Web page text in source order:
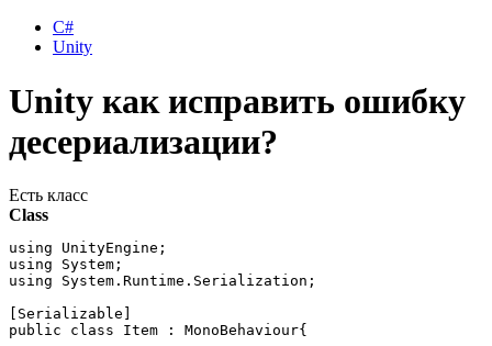
C#
Unity
Unity как исправить ошибку
десериализации?
Есть класс
Class
using UnityEngine;
using System;
using System.Runtime.Serialization;
[Serializable]
public class Item : MonoBehaviour{